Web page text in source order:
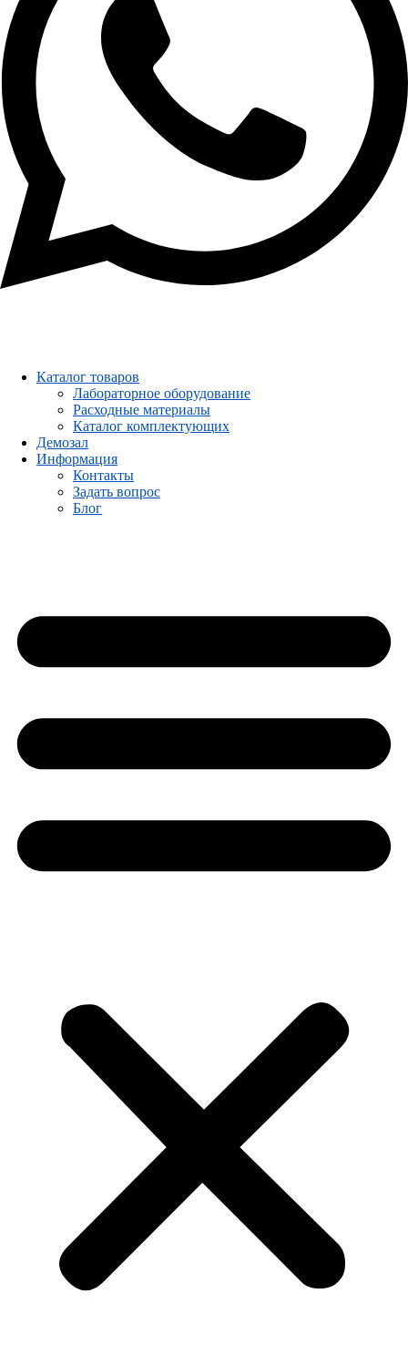
Каталог товаров
Лабораторное оборудование
Расходные материалы
Каталог комплектующих
Демозал
Информация
Контакты
Задать вопрос
Блог